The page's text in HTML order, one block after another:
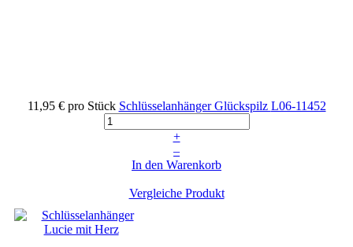
11,95 € pro Stück Schlüsselanhänger Glückspilz L06-11452
+
–
In den Warenkorb
Vergleiche Produkt